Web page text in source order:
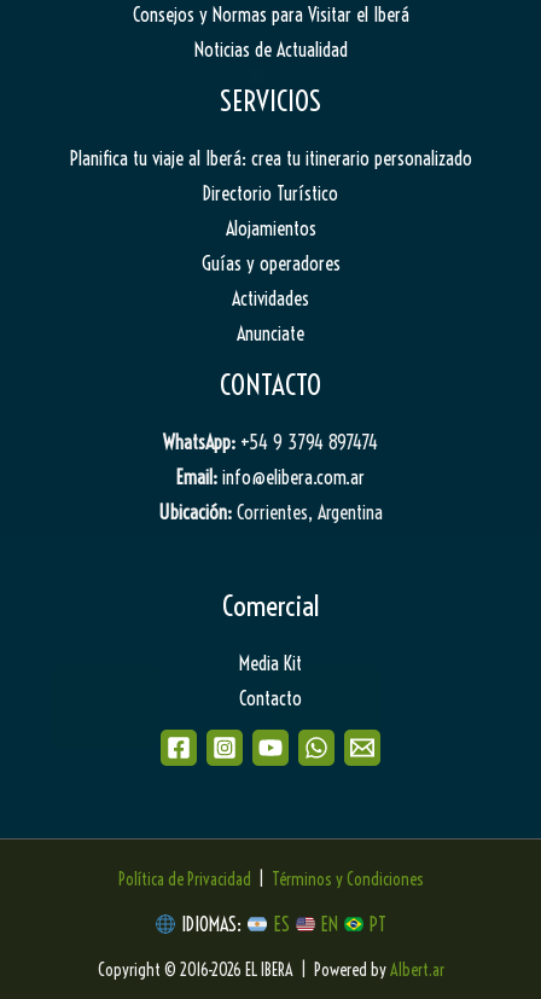
Consejos y Normas para Visitar el Iberá
Noticias de Actualidad
SERVICIOS
Planifica tu viaje al Iberá: crea tu itinerario personalizado
Directorio Turístico
Alojamientos
Guías y operadores
Actividades
Anunciate
CONTACTO
WhatsApp: +54 9 3794 897474
Email: info@elibera.com.ar
Ubicación: Corrientes, Argentina
Comercial
Media Kit
Contacto
Política de Privacidad Términos y Condiciones
IDIOMAS: ES EN PT
Copyright © 2016-2026 EL IBERA | Powered byAlbert.ar